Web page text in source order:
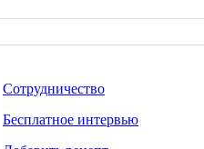
Сотрудничество
Бесплатное интервью